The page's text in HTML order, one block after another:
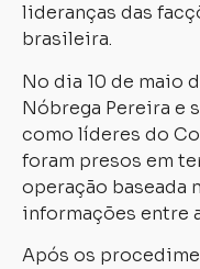
lideranças das
brasileira.
No dia 10 de maio
Nóbrega Pereira e
como líderes do
foram presos em
operação baseada
informações entre
Após os